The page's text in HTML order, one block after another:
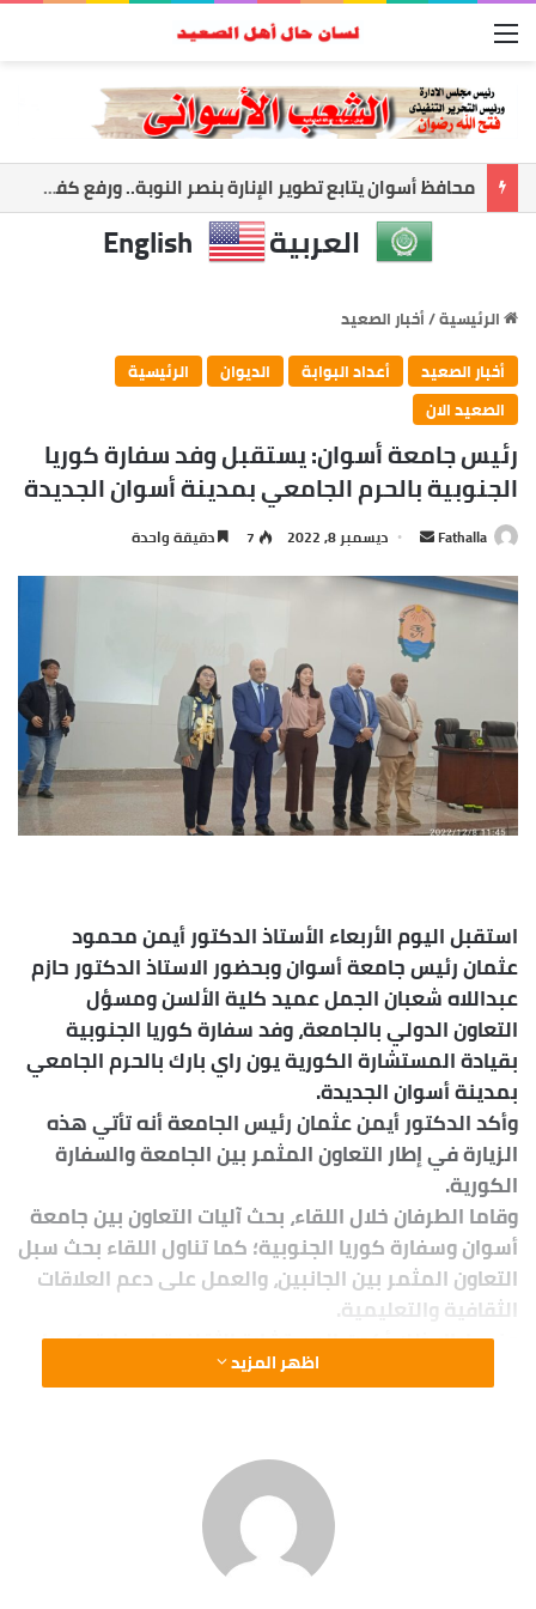
أسوان تعزز الشراكة الأمنية.. المحافظ ومدير الأمن يبحثان ملفات الأمن والتنميه
العربية English
الرئيسية/أخبار الصعيد
أخبار الصعيد
أعداد البوابة الديوان
الرئيسية
الصعيد الان
رئيس جامعة أسوان: يستقبل وفد سفارة كوريا
الجنوبية بالحرم الجامعي بمدينة أسوان الجديدة
Fathalla
س
ل
ب
ي
د
ا
إ
ل
و
ي
ا
ديسمبر 8, 2022 7 دقيقة واحدة
استقبل اليوم الأربعاء الأستاذ الدكتور أيمن محمود
عثمان رئيس جامعة أسوان وبحضور الاستاذ الدكتور حازم
عبداللاه شعبان الجمل عميد كلية الألسن ومسؤل
التعاون الدولي بالجامعة، وفد سفارة كوريا الجنوبية
بقيادة المستشارة الكورية يون راي بارك بالحرم الجامعي
بمدينة أسوان الجديدة.
وأكد الدكتور أيمن عثمان رئيس الجامعة أنه تأتي هذه
الزيارة في إطار التعاون المثمر بين الجامعة والسفارة
الكورية.
وقاما الطرفان خلال اللقاء، بحث آليات التعاون بين جامعة
أسوان وسفارة كوريا الجنوبية؛ كما تناول اللقاء بحث سبل
التعاون المثمر بين الجانبين، والعمل على دعم العلاقات
الثقافية والتعليمية.
وفي إطار ذلك أكدت المستشارة الثقافية لسفارة كوريا
الجنوبية بالقاهرة السيدة يون راي بارك ، حرص الجانب
وأشار الدكتور أيمن محمود عثمان رئيس الجامعة إلي
حرص جامعة أسوان على تدعيم أواصر التعاون مع كوريا
الجنوبية، لافتًا إلى التطورات الإيجابية بين البلدين، كما
بحث الطرفان سبل توطيد العلاقات خاصة في مجال
البحوث العلمية والاتصالات والإلكترونيات والطاقة
اظهر المزيد